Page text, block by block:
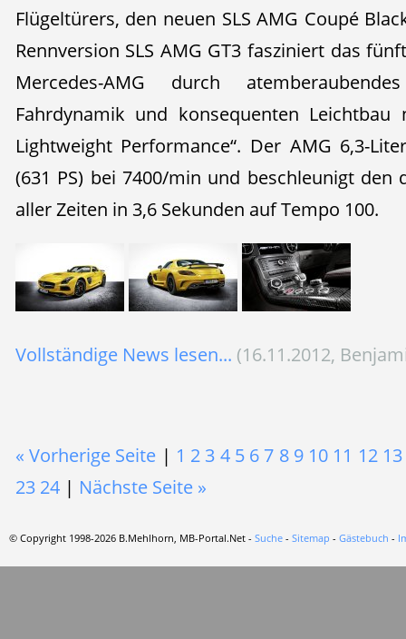
Flügeltürers, den neuen SLS AMG Coupé
Rennversion SLS AMG GT3 fasziniert das
Mercedes-AMG durch
Fahrdynamik und konsequenten Leichtbau
Lightweight Performance“. Der AMG 6,3-
(631 PS) bei 7400/min und beschleunigt den
aller Zeiten in 3,6 Sekunden auf Tempo 100.
Vollständige News lesen... (16.11.2012,
« Vorherige Seite | 1 2 3 4 5 6 7 8 9 10 11 12 13
23 24| Nächste Seite »
© Copyright 1998-2026 B.Mehlhorn, MB-Portal.Net - Suche - Sitemap - Gästebuch -